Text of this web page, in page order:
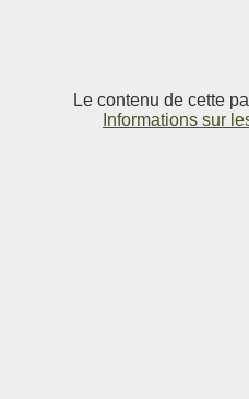
Le contenu de cette
Informations sur